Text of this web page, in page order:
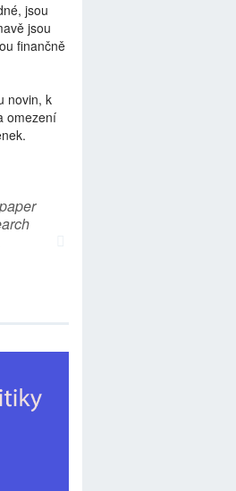
jsou
jsou
finančně
novin, k
omezení